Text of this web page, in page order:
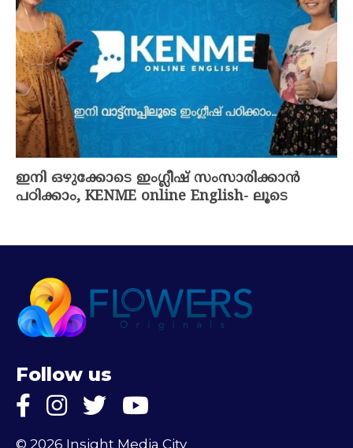
ഇനി ഒഴുക്കോടെ ഇംഗ്ലീഷ് സംസാരിക്കാൻ
പഠിക്കാം, KENME online English- ലൂടെ
Follow us
© 2026 Insight Media City